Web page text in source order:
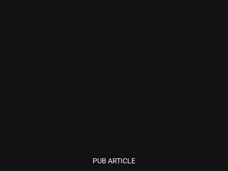
PUB ARTICLE